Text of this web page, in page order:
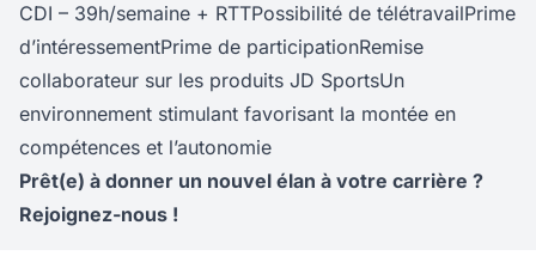
CDI – 39h/semaine + RTTPossibilité de télétravailPrime
d’intéressementPrime de participationRemise
collaborateur sur les produits JD SportsUn
environnement stimulant favorisant la montée en
compétences et l’autonomie
Prêt(e) à donner un nouvel élan à votre carrière ?
Rejoignez-nous !